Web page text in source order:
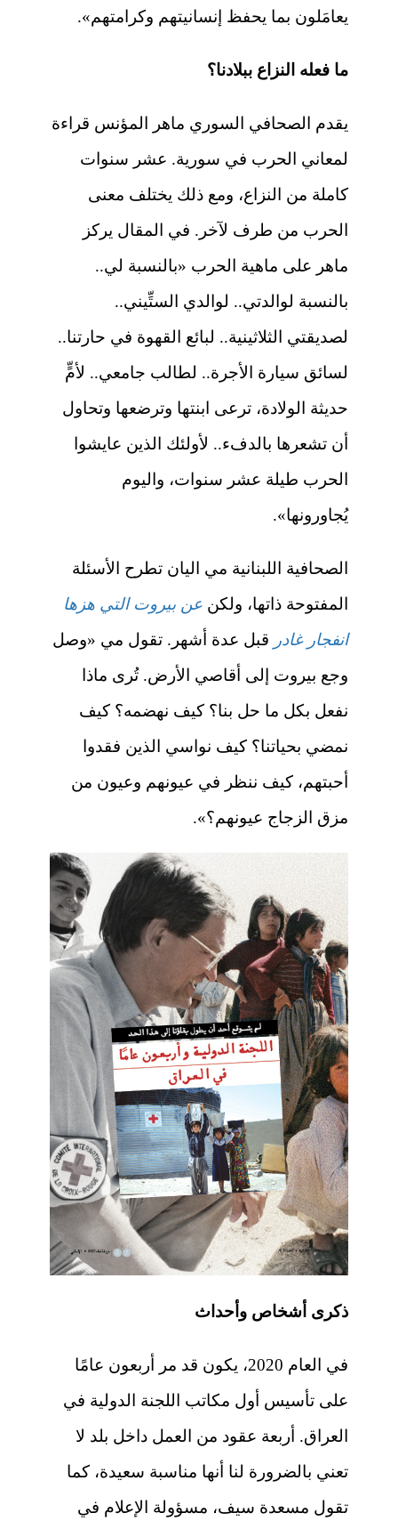
يعامَلون بما يحفظ إنسانيتهم وكرامتهم».
ما فعله النزاع ببلادنا؟
يقدم الصحافي السوري ماهر المؤنس قراءة
لمعاني الحرب في سورية. عشر سنوات
كاملة من النزاع، ومع ذلك يختلف معنى
الحرب من طرف لآخر. في المقال يركز
ماهر على ماهية الحرب «بالنسبة لي..
بالنسبة لوالدتي.. لوالدي الستِّيني..
لصديقتي الثلاثينية.. لبائع القهوة في حارتنا..
لسائق سيارة الأجرة.. لطالب جامعي.. لأمٍّ
حديثة الولادة، ترعى ابنتها وترضعها وتحاول
أن تشعرها بالدفء.. لأولئك الذين عايشوا
الحرب طيلة عشر سنوات، واليوم
يُجاورونها».
الصحافية اللبنانية مي اليان تطرح الأسئلة
المفتوحة ذاتها، ولكن عن بيروت التي هزها
انفجار غادر قبل عدة أشهر. تقول مي «وصل
وجع بيروت إلى أقاصي الأرض. تُرى ماذا
نفعل بكل ما حل بنا؟ كيف نهضمه؟ كيف
نمضي بحياتنا؟ كيف نواسي الذين فقدوا
أحبتهم، كيف ننظر في عيونهم وعيون من
مزق الزجاج عيونهم؟».
ذكرى أشخاص وأحداث
في العام 2020، يكون قد مر أربعون عامًا
على تأسيس أول مكاتب اللجنة الدولية في
العراق. أربعة عقود من العمل داخل بلد لا
تعني بالضرورة لنا أنها مناسبة سعيدة، كما
تقول مسعدة سيف، مسؤولة الإعلام في